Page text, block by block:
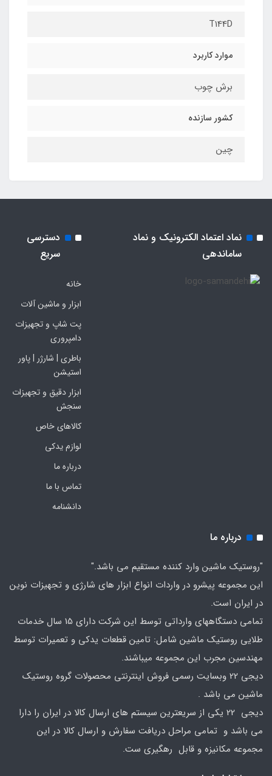
T144D
موارد کاربرد
برش چوب
کشور سازنده
چین
نماد اعتماد الکترونیک و نماد
ساماندهی
دسترسی
سریع
خانه
ابزار و ماشین آلات
پت شاپ و تجهیزات
دامپروری
باطری | شارژر | پاور
استیشن
ابزار دقیق و تجهیزات
سنجش
کالاهای خاص
لوازم یدکی
درباره ما
تماس با ما
دانشنامه
درباره ما
"روستیک ماشین وارد کننده مستقیم می باشد."
این مجموعه پیشرو در واردات انواع ابزار های شارژی و تجهیزات نوین
در ایران است.
تمامی دستگاههای وارداتی توسط این شرکت دارای 15 سال خدمات
طلایی روستیک ماشین شامل: تامین قطعات یدکی و تعمیرات توسط
مهندسین مجرب این مجموعه میباشند.
دیجی 22 وبسایت رسمی فروش اینترنتی محصولات گروه روستیک
ماشین می باشد .
دیجی 22 یکی از سریعترین سیستم های ارسال کالا در ایران را دارا
می باشد و تمامی مراحل دریافت سفارش و ارسال کالا در این
مجموعه مکانیزه و قابل رهگیری ست.